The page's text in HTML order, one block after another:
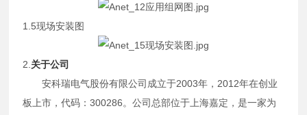
1.5现场安装图
2. 关于公司
安科瑞电气股份有限公司成立于2003年，2012年在创业
板上市，代码：300286。公司总部位于上海嘉定，是一家为